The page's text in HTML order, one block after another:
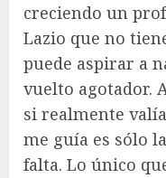
creciendo un
Lazio que no
puede aspirar a
vuelto agotador.
si realmente
me guía es sólo
falta. Lo único